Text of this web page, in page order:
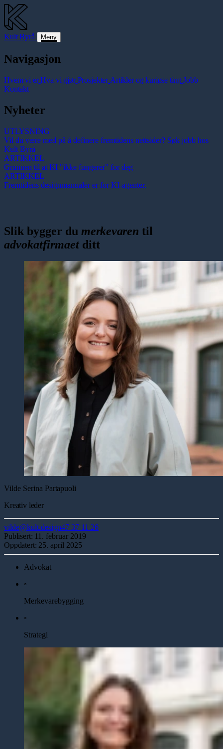
KultByrå Meny
Navigasjon
Hvem vi er Hva vi gjør Prosjekter Artikler og kuriøse ting Jobb
Kontakt
Nyheter
UTLYSNING
Vil du være med på å definere fremtidens nettsider? Søk jobb hos
Kult Byrå
ARTIKKEL
Grunnen til at KI "ikke fungerer" for deg
ARTIKKEL
Fremtidens designmanualer er for KI-agenter.
Slik bygger du merkevaren til
advokatfirmaet ditt
Vilde Serina Partapuoli
Kreativ leder
vilde@kult.design47 37 11 26
Publisert: 11. februar 2019
Oppdatert: 25. april 2025
Advokat
◦
Merkevarebygging
◦
Strategi